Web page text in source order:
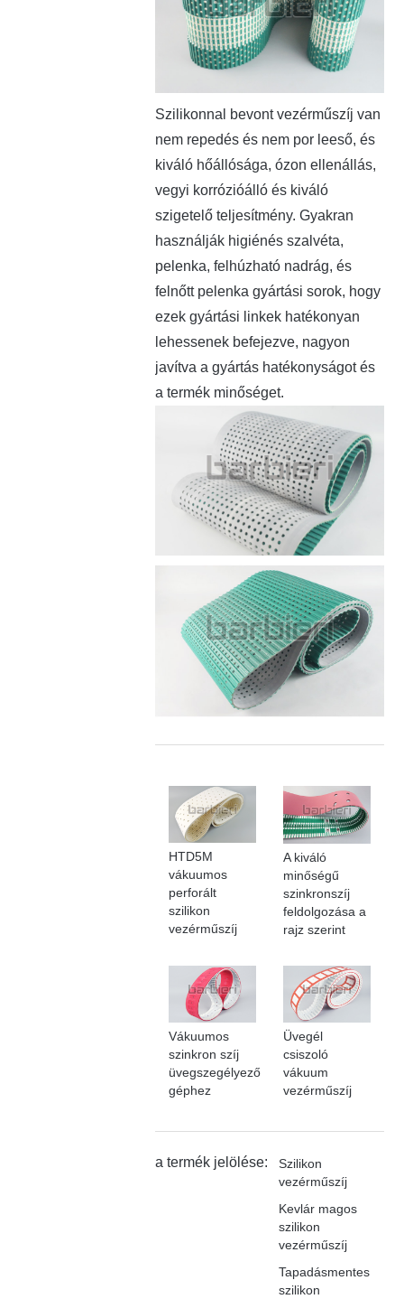
Szilikonnal bevont vezérműszíj van
nem repedés és nem por leeső, és
kiváló hőállósága, ózon ellenállás,
vegyi korrózióálló és kiváló
szigetelő teljesítmény. Gyakran
használják higiénés szalvéta,
pelenka, felhúzható nadrág, és
felnőtt pelenka gyártási sorok, hogy
ezek gyártási linkek hatékonyan
lehessenek befejezve, nagyon
javítva a gyártás hatékonyságot és
a termék minőséget.
HTD5M
vákuumos
perforált
szilikon
vezérműszíj
A kiváló
minőségű
szinkronszíj
feldolgozása a
rajz szerint
Vákuumos
szinkron szíj
üvegszegélyező
géphez
Üvegél
csiszoló
vákuum
vezérműszíj
a termék jelölése:
Szilikon
vezérműszíj
Kevlár magos
szilikon
vezérműszíj
Tapadásmentes
szilikon